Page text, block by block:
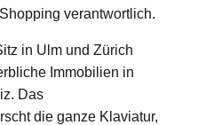
verantwortlich.
in Ulm und Zürich
Immobilien in
Das
die ganze Klaviatur,